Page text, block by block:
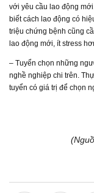
với yêu cầu lao động
biết cách lao động có
triệu chứng bệnh cũng
lao động mới, ít stress
– Tuyển chọn những
nghề nghiệp chi trên.
tuyển có giá trị để chọn